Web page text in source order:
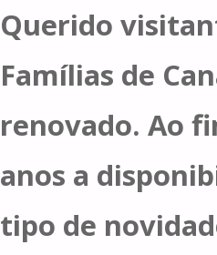
Querido
Famílias de
renovado. Ao
anos a
tipo de